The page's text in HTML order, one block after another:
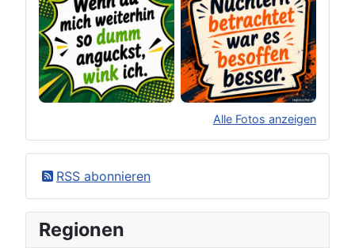
Alle Fotos anzeigen
RSS abonnieren
Regionen